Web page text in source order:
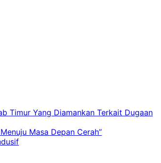
Timur Yang Diamankan Terkait Dugaan
Masa Depan Cerah”